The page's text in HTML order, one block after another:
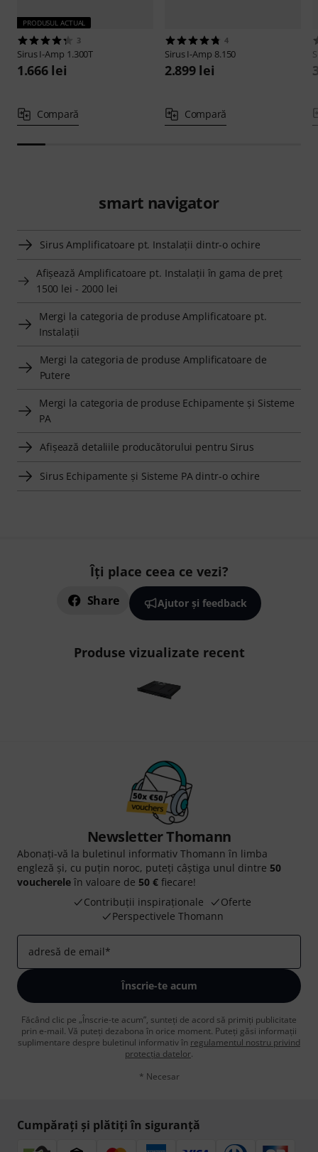
PRODUSUL ACTUAL
3
SirusI-Amp 1.300T
1.666 lei
Compară
4
SirusI-Amp 8.150
2.899 lei
Compară
smart navigator
Sirus Amplificatoare pt. Instalaţii dintr-o ochire
Afişează Amplificatoare pt. Instalaţii în gama de preţ
1500 lei - 2000 lei
Mergi la categoria de produse Amplificatoare pt.
Instalaţii
Mergi la categoria de produse Amplificatoare de
Putere
Mergi la categoria de produse Echipamente şi Sisteme
PA
Afişează detaliile producătorului pentru Sirus
Sirus Echipamente şi Sisteme PA dintr-o ochire
Îți place ceea ce vezi?
Share Ajutor și feedback
Produse vizualizate recent
Newsletter Thomann
Abonați-vă la buletinul informativ Thomann în limba
engleză și, cu puțin noroc, puteți câștiga unul dintre 50
voucherele în valoare de 50 € fiecare!
Contribuții inspiraționale
Oferte
Perspectivele Thomann
adresă de email*
Înscrie-te acum
Făcând clic pe „Înscrie-te acum”, sunteți de acord să primiți publicitate
prin e-mail. Vă puteți dezabona în orice moment. Puteți găsi informații
suplimentare despre buletinul informativ în regulamentul nostru privind
protecția datelor.
* Necesar
Cumpărați și plătiți în siguranță